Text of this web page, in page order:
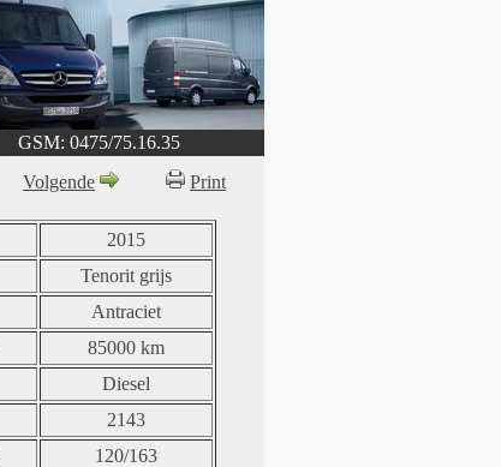
GSM: 0475/75.16.35
Volgende Print
2015
Tenorit grijs
Antraciet
85000 km
Diesel
2143
120/163